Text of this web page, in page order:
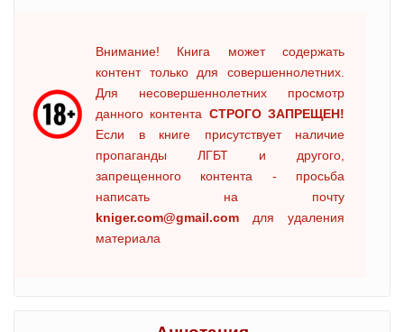
Внимание! Книга может содержать
контент только для совершеннолетних.
Для несовершеннолетних просмотр
данного контента СТРОГО ЗАПРЕЩЕН!
Если в книге присутствует наличие
пропаганды ЛГБТ и другого,
запрещенного контента - просьба
написать на почту
kniger.com@gmail.com для удаления
материала